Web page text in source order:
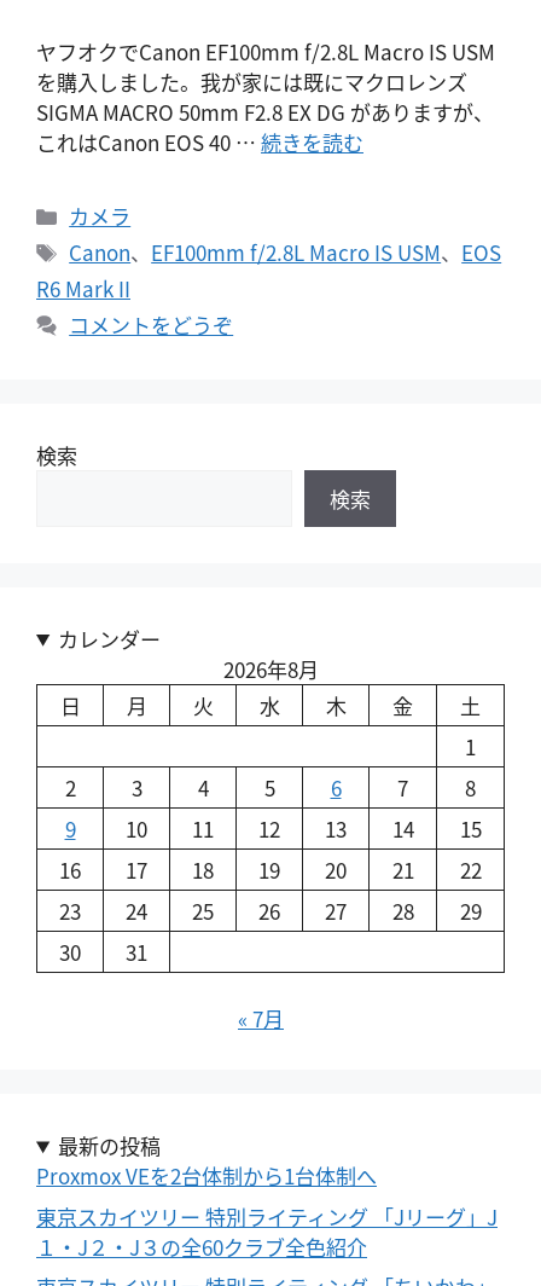
ヤフオクでCanon EF100mm f/2.8L Macro IS USM
を購入しました。我が家には既にマクロレンズ
SIGMA MACRO 50mm F2.8 EX DG がありますが、
これはCanon EOS 40 … 続きを読む
カ
テ
ゴ
リ
ー
カメラ
タ
グ
Canon、 EF100mm f/2.8L Macro IS USM、 EOS
R6 Mark II
コメントをどうぞ
検索
検索
カレンダー
2026年8月
日
月 火 水 木 金
土
1
2
3 4 5 6 7
8
9
10 11 12 13 14
15
16
17 18 19 20 21
22
23
24 25 26 27 28
29
30
31
« 7月
最新の投稿
Proxmox VEを2台体制から1台体制へ
東京スカイツリー 特別ライティング 「Jリーグ」J
１・J２・J３の全60クラブ全色紹介